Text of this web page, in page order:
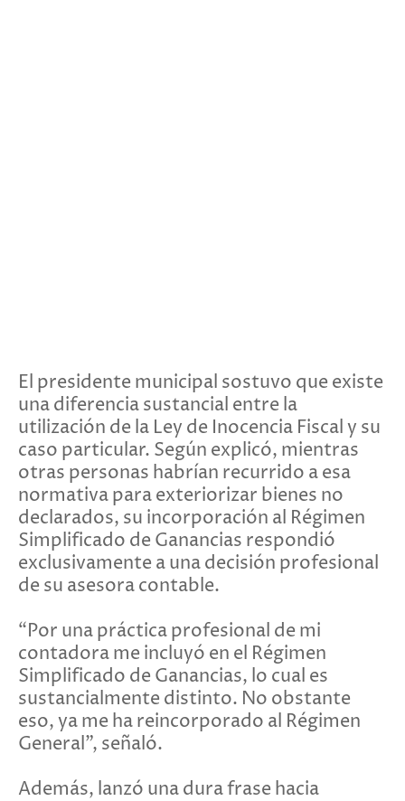
El presidente municipal sostuvo que existe
una diferencia sustancial entre la
utilización de la Ley de Inocencia Fiscal y su
caso particular. Según explicó, mientras
otras personas habrían recurrido a esa
normativa para exteriorizar bienes no
declarados, su incorporación al Régimen
Simplificado de Ganancias respondió
exclusivamente a una decisión profesional
de su asesora contable.
“Por una práctica profesional de mi
contadora me incluyó en el Régimen
Simplificado de Ganancias, lo cual es
sustancialmente distinto. No obstante
eso, ya me ha reincorporado al Régimen
General”, señaló.
Además, lanzó una dura frase hacia